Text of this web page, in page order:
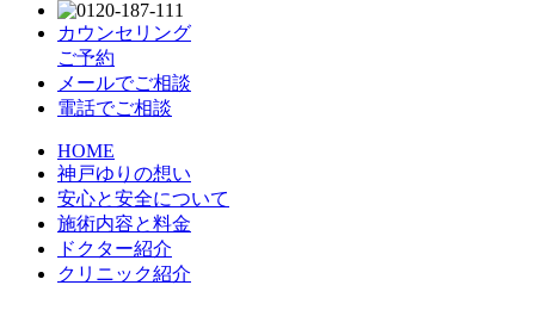
カウンセリング
ご予約
メールでご相談
電話でご相談
HOME
神戸ゆりの想い
安心と安全について
施術内容と料金
ドクター紹介
クリニック紹介